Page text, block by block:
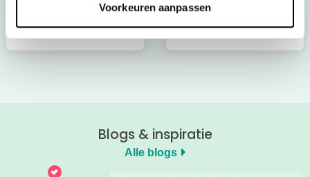
Voorkeuren aanpassen
Blogs & inspiratie
Alle blogs